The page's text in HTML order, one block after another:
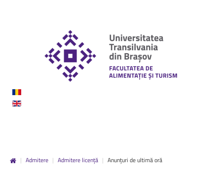
| Admitere | Admitere licență | Anunțuri de ultimă oră